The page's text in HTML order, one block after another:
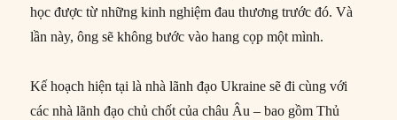
học được từ những kinh nghiệm đau thương trước đó. Và
lần này, ông sẽ không bước vào hang cọp một mình.
Kế hoạch hiện tại là nhà lãnh đạo Ukraine sẽ đi cùng với
các nhà lãnh đạo chủ chốt của châu Âu – bao gồm Thủ